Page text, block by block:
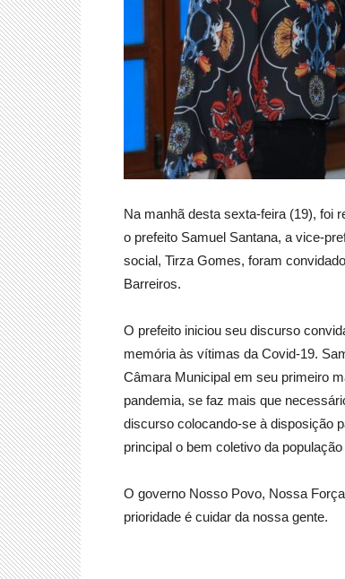
Na manhã desta sexta-feira (19), foi
o prefeito Samuel Santana, a vice-
social, Tirza Gomes, foram
Barreiros.
O prefeito iniciou seu discurso
memória às vítimas da Covid-19.
Câmara Municipal em seu primeiro
pandemia, se faz mais que
discurso colocando-se à disposição
principal o bem coletivo da população
O governo Nosso Povo, Nossa
prioridade é cuidar da nossa gente.